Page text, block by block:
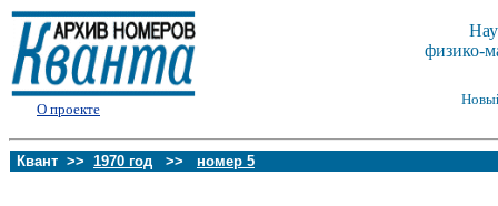
О проекте
физико-
Квант >> 1970 год >> номер 5